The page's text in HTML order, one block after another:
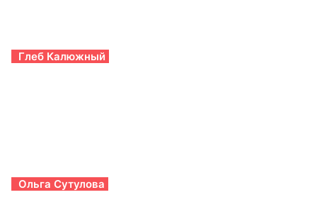
Глеб Калюжный
Ольга Сутулова